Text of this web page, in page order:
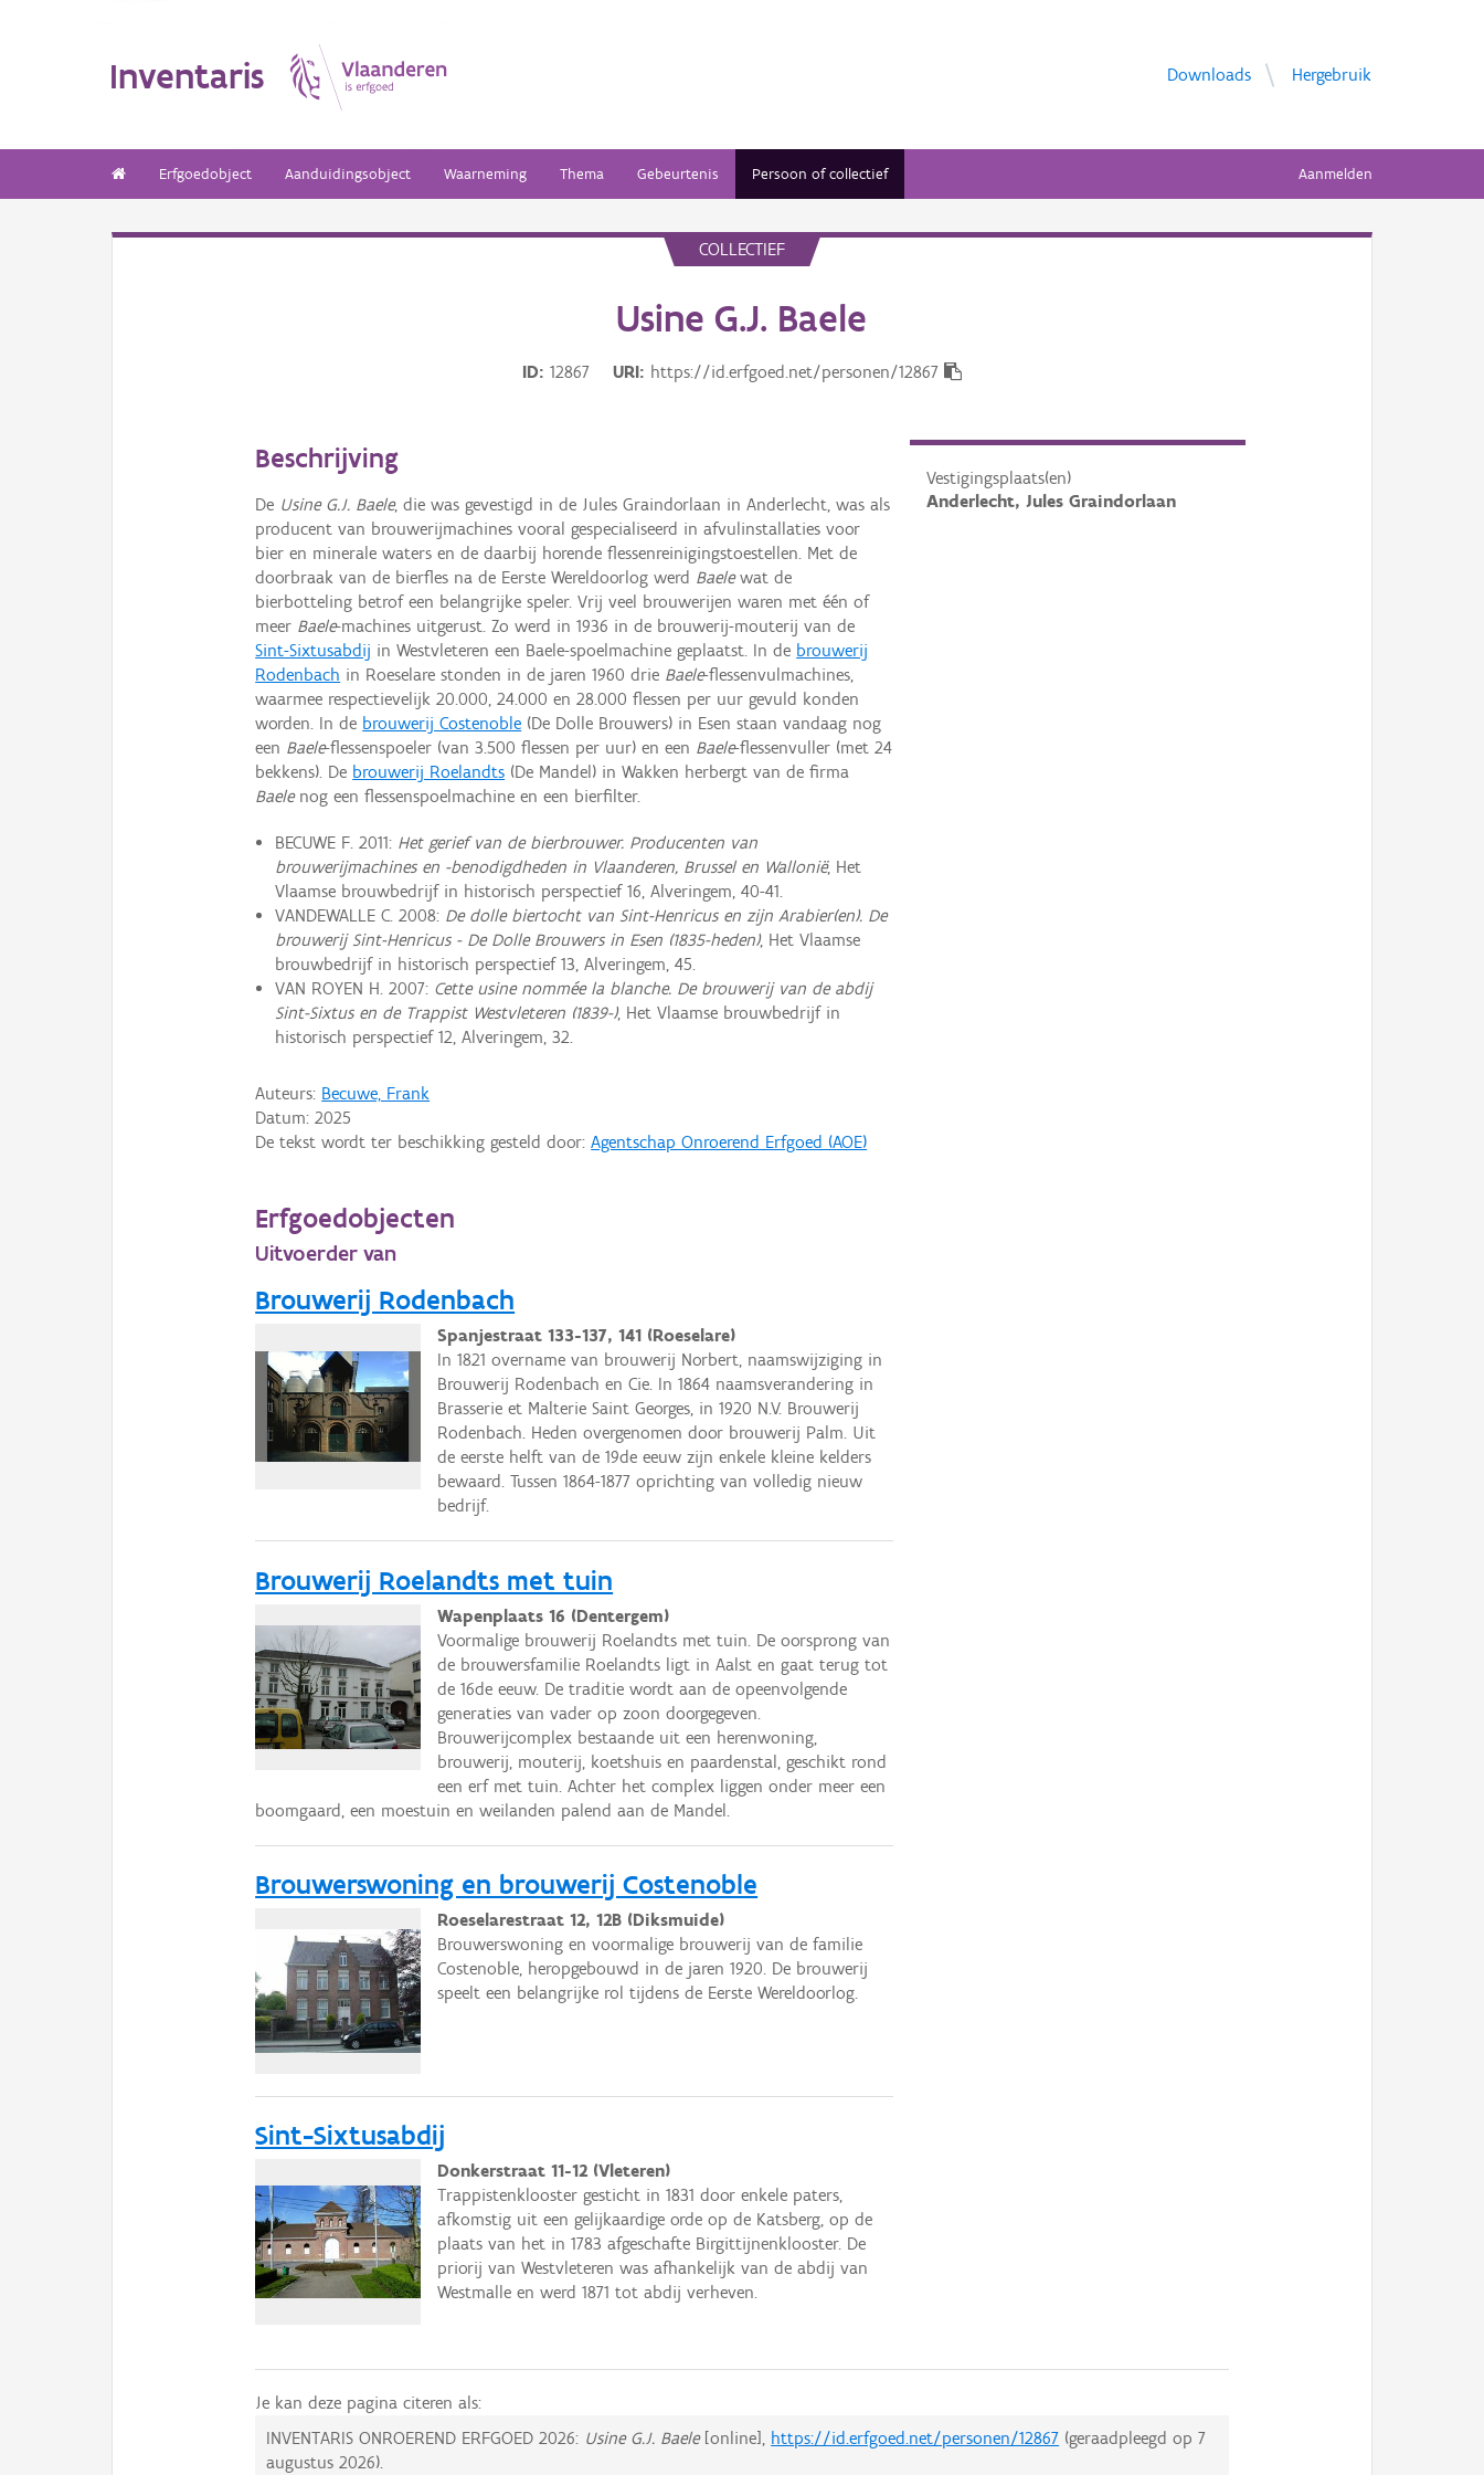
Inventaris Downloads Hergebruik
Erfgoedobject Aanduidingsobject Waarneming Thema Gebeurtenis Persoon of collectief Aanmelden
COLLECTIEF
Usine G.J. Baele
ID 12867 URI https://id.erfgoed.net/personen/12867
Vestigingsplaats(en)
Anderlecht, Jules Graindorlaan
Beschrijving
De Usine G.J. Baele, die was gevestigd in de Jules Graindorlaan in Anderlecht, was als
producent van brouwerijmachines vooral gespecialiseerd in afvulinstallaties voor
bier en minerale waters en de daarbij horende flessenreinigingstoestellen. Met de
doorbraak van de bierfles na de Eerste Wereldoorlog werd Baelewat de
bierbotteling betrof een belangrijke speler. Vrij veel brouwerijen waren met één of
meer Baele-machines uitgerust. Zo werd in 1936 in de brouwerij-mouterij van de
Sint-Sixtusabdij in Westvleteren een Baele-spoelmachine geplaatst. In de brouwerij
Rodenbach in Roeselare stonden in de jaren 1960 drie Baele-flessenvulmachines,
waarmee respectievelijk 20.000, 24.000 en 28.000 flessen per uur gevuld konden
worden. In de brouwerij Costenoble (De Dolle Brouwers) in Esen staan vandaag nog
een Baele-flessenspoeler (van 3.500 flessen per uur) en een Baele-flessenvuller (met 24
bekkens). De brouwerij Roelandts (De Mandel) in Wakken herbergt van de firma
Baelenog een flessenspoelmachine en een bierfilter.
BECUWE F. 2011: Het gerief van de bierbrouwer. Producenten van
brouwerijmachines en -benodigdheden in Vlaanderen, Brussel en Wallonië, Het
Vlaamse brouwbe­drijf in historisch perspectief 16, Alveringem, 40-41.
VANDEWALLE C. 2008: De dolle biertocht van Sint-Henricus en zijn Arabier(en). De
brouwerij Sint-Henricus - De Dolle Brouwers in Esen (1835-heden), Het Vlaamse
brouwbe­drijf in historisch perspectief 13, Alveringem, 45.
VAN ROYEN H. 2007: Cette usine nommée la blanche. De brouwerij van de abdij
Sint-Sixtus en de Trappist Westvleteren (1839-), Het Vlaamse brouwbe­drijf in
historisch perspectief 12, Alveringem, 32.
Auteurs: Becuwe, Frank
Datum:2025
De tekst wordt ter beschikking gesteld door:Agentschap Onroerend Erfgoed (AOE)
Erfgoedobjecten
Uitvoerder van
Brouwerij Rodenbach
Spanjestraat 133-137, 141 (Roeselare)
In 1821 overname van brouwerij Norbert, naamswijziging in
Brouwerij Rodenbach en Cie. In 1864 naamsverandering in
Brasserie et Malterie Saint Georges, in 1920 N.V. Brouwerij
Rodenbach. Heden overgenomen door brouwerij Palm. Uit
de eerste helft van de 19de eeuw zijn enkele kleine kelders
bewaard. Tussen 1864-1877 oprichting van volledig nieuw
bedrijf.
Brouwerij Roelandts met tuin
Wapenplaats 16 (Dentergem)
Voormalige brouwerij Roelandts met tuin. De oorsprong van
de brouwersfamilie Roelandts ligt in Aalst en gaat terug tot
de 16de eeuw. De traditie wordt aan de opeenvolgende
generaties van vader op zoon doorgegeven.
Brouwerijcomplex bestaande uit een herenwoning,
brouwerij, mouterij, koetshuis en paardenstal, geschikt rond
een erf met tuin. Achter het complex liggen onder meer een
boomgaard, een moestuin en weilanden palend aan de Mandel.
Brouwerswoning en brouwerij Costenoble
Roeselarestraat 12, 12B (Diksmuide)
Brouwerswoning en voormalige brouwerij van de familie
Costenoble, heropgebouwd in de jaren 1920. De brouwerij
speelt een belangrijke rol tijdens de Eerste Wereldoorlog.
Sint-Sixtusabdij
Donkerstraat 11-12 (Vleteren)
Trappistenklooster gesticht in 1831 door enkele paters,
afkomstig uit een gelijkaardige orde op de Katsberg, op de
plaats van het in 1783 afgeschafte Birgittijnenklooster. De
priorij van Westvleteren was afhankelijk van de abdij van
Westmalle en werd 1871 tot abdij verheven.
Je kan deze pagina citeren als:
INVENTARIS ONROEREND ERFGOED 2026: Usine G.J. Baele[online], https://id.erfgoed.net/personen/12867 (geraadpleegd op7
augustus 2026).